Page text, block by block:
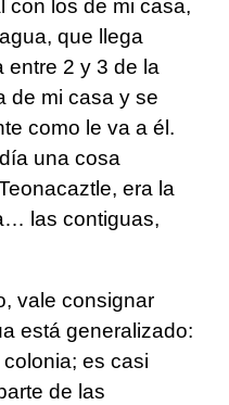
con los de mi casa,
que llega
entre 2 y 3 de la
de mi casa y se
como le va a él.
una cosa
era la
las contiguas,
vale consignar
está generalizado:
es casi
de las